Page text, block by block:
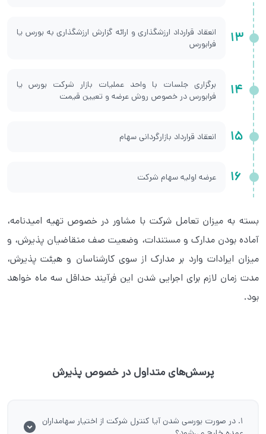
13
انعقاد قرارداد ارزشگذاری و ارائه گزارش ارزشگذاری به بورس یا
فرابورس
14
برگزاری جلسات با واحد عملیات بازار شرکت بورس یا
فرابورس در خصوص روش عرضه و تعیین قیمت
15 انعقاد قرارداد بازارگردانی سهام
16 عرضه اولیه سهام شرکت
بسته به میزان تعامل شرکت با مشاور در خصوص تهیه امیدنامه،
آماده بودن مدارک و مستندات، وضعیت صف متقاضیان پذیرش، و
میزان ایرادات وارد بر مدارک از سوی کارشناسان و هیئت پذیرش،
مدت زمان لازم برای اجرایی شدن این فرآیند حداقل سه ماه خواهد
بود.
پرسش‌های متداول در خصوص پذیرش
۱. در صورت بورسی شدن آیا کنترل شرکت از اختیار سهامداران